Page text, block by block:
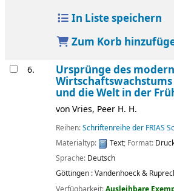
In Liste speichern
Zum Korb
6. Ursprünge des
Wirtschaftswachstums
und die Welt in der
vonVries, Peer H. H.
Reihen:Schriftenreihe der FRIAS
Materialtyp:
Text; Format:
Sprache: Deutsch
Göttingen :Vandenhoeck &